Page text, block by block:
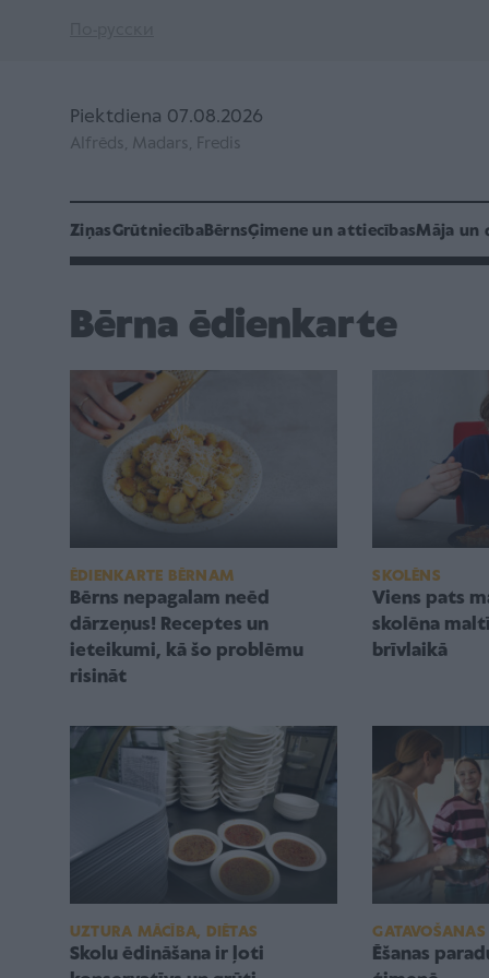
Piektdiena 07.08.2026
Alfrēds, Madars, Fredis
ZiņasGrūtniecībaBērnsĢimene un attiecībasMāja un
Bērna ēdienkarte
ĒDIENKARTE BĒRNAM
Bērns nepagalam neēd
dārzeņus! Receptes un
ieteikumi, kā šo problēmu
risināt
SKOLĒNS
Viens pats
skolēna
brīvlaikā
UZTURA MĀCĪBA, DIĒTAS
Skolu ēdināšana ir ļoti
Ēšanas